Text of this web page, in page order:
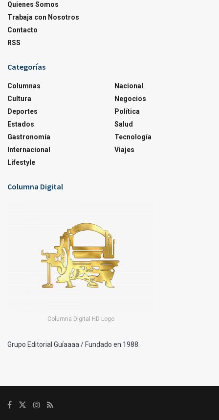
Quienes Somos
Trabaja con Nosotros
Contacto
RSS
Categorías
Columnas
Cultura
Deportes
Estados
Gastronomía
Internacional
Lifestyle
Nacional
Negocios
Política
Salud
Tecnología
Viajes
Columna Digital
Columna Digital HD Logo
Grupo Editorial Guíaaaa / Fundado en 1988.